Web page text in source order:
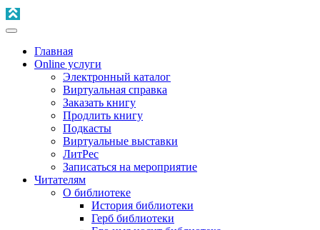
Главная
Online услуги
Электронный каталог
Виртуальная справка
Заказать книгу
Продлить книгу
Подкасты
Виртуальные выставки
ЛитРес
Записаться на мероприятие
Читателям
О библиотеке
История библиотеки
Герб библиотеки